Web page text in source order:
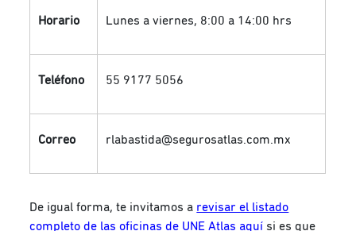
Horario Lunes a viernes, 8:00 a 14:00 hrs
Teléfono 55 9177 5056
Correo rlabastida@segurosatlas.com.mx
De igual forma, te invitamos a revisar el listado
completo de las oficinas de UNE Atlas aquí si es que